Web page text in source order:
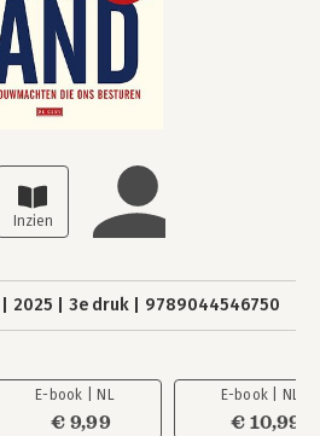
2025 3e druk 9789044546750
E-book | NL
€ 9,99
E-book | NL
€ 10,99